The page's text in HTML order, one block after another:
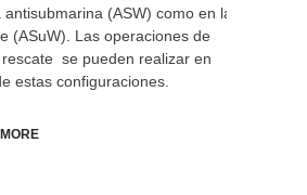
(ASW) como en la
(ASuW). Las operaciones de
se pueden realizar en
estas configuraciones.